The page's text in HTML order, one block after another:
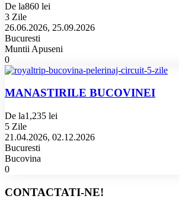
De la860 lei
3 Zile
26.06.2026, 25.09.2026
Bucuresti
Muntii Apuseni
0
MANASTIRILE BUCOVINEI
De la1,235 lei
5 Zile
21.04.2026, 02.12.2026
Bucuresti
Bucovina
0
CONTACTATI-NE!